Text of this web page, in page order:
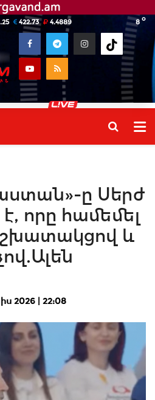
8 o
422.73 4.4889
ը Սերժ
որը համեմել
և
2026 | 22:08